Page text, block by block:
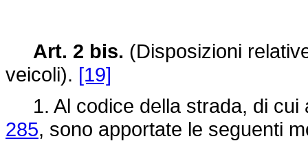
Art. 2 bis. (Disposizioni
veicoli). [19]
1. Al codice della strada, di cui
285, sono apportate le seguenti